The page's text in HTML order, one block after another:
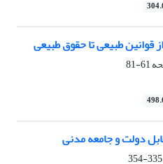
قوانین طبیعی تا حقوق طبیعی
61-81
دولت و جامعه مدنی
335-354